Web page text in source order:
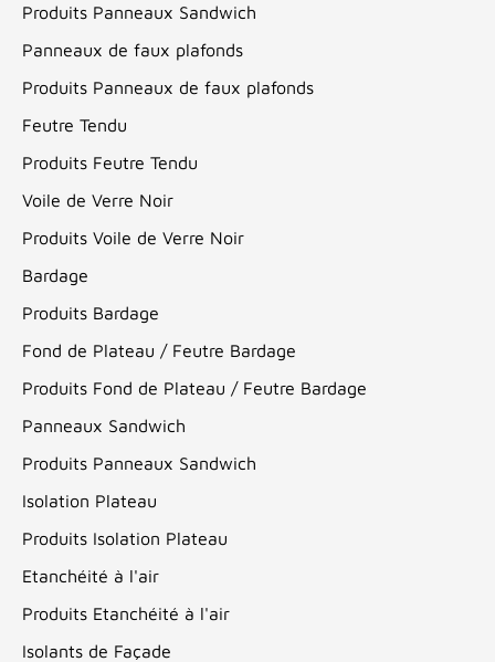
Produits Panneaux Sandwich
Panneaux de faux plafonds
Produits Panneaux de faux plafonds
Feutre Tendu
Produits Feutre Tendu
Voile de Verre Noir
Produits Voile de Verre Noir
Bardage
Produits Bardage
Fond de Plateau / Feutre Bardage
Produits Fond de Plateau / Feutre Bardage
Panneaux Sandwich
Produits Panneaux Sandwich
Isolation Plateau
Produits Isolation Plateau
Etanchéité à l'air
Produits Etanchéité à l'air
Isolants de Façade